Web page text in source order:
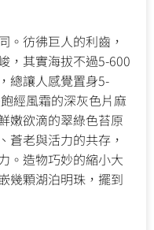
。彷彿巨人的利齒，
，其實海拔不過5-600
總讓人感覺置身5-
經風霜的深灰色片麻
嫩欲滴的翠綠色苔原
蒼老與活力的共存，
。造物巧妙的縮小大
幾顆湖泊明珠，擺到